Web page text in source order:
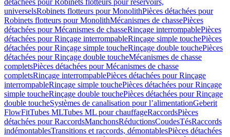
détachées pour Robinets flotteurs pour réservoirs,
universelsRobinets flotteurs pour MonolithPièces détachées pour
Robinets flotteurs pour MonolithMécanismes de chassePièces
détachées pour Mécanismes de chasseRinçage interrompablePièces
détachées pour Rinçage interrompableRinçage simple touchePièces
détachées pour Rinçage simple toucheRinçage double touchePièces
détachées pour Rinçage double toucheMécanismes de chasse
completsPièces détachées pour Mécanismes de chasse
completsRinçage interrompablePièces détachées pour Rinçage
interrompableRinçage simple touchePièces détachées pour Rinçage
simple toucheRinçage double touchePièces détachées pour Rinçage
double toucheSystèmes de canalisation pour l’alimentationGeberit
FlowFitTubes MLTubes ML pour chauffageRaccordsPièces
détachées pour RaccordsManchonsRéductionsCoudesTésRaccords
indémontablesTransitions et raccords, démontablesPièces détachées